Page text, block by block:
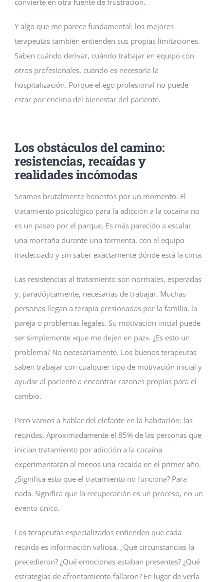
convierte en otra fuente de frustración.
Y algo que me parece fundamental: los mejores
terapeutas también entienden sus propias limitaciones.
Saben cuándo derivar, cuándo trabajar en equipo con
otros profesionales, cuándo es necesaria la
hospitalización. Porque el ego profesional no puede
estar por encima del bienestar del paciente.
Los obstáculos del camino:
resistencias, recaídas y
realidades incómodas
Seamos brutalmente honestos por un momento. El
tratamiento psicológico para la adicción a la cocaína no
es un paseo por el parque. Es más parecido a escalar
una montaña durante una tormenta, con el equipo
inadecuado y sin saber exactamente dónde está la cima.
Las resistencias al tratamiento son normales, esperadas
y, paradójicamente, necesarias de trabajar. Muchas
personas llegan a terapia presionadas por la familia, la
pareja o problemas legales. Su motivación inicial puede
ser simplemente «que me dejen en paz». ¿Es esto un
problema? No necesariamente. Los buenos terapeutas
saben trabajar con cualquier tipo de motivación inicial y
ayudar al paciente a encontrar razones propias para el
cambio.
Pero vamos a hablar del elefante en la habitación: las
recaídas. Aproximadamente el 85% de las personas que
inician tratamiento por adicción a la cocaína
experimentarán al menos una recaída en el primer año.
¿Significa esto que el tratamiento no funciona? Para
nada. Significa que la recuperación es un proceso, no un
evento único.
Los terapeutas especializados entienden que cada
recaída es información valiosa. ¿Qué circunstancias la
precedieron? ¿Qué emociones estaban presentes? ¿Qué
estrategias de afrontamiento fallaron? En lugar de verla